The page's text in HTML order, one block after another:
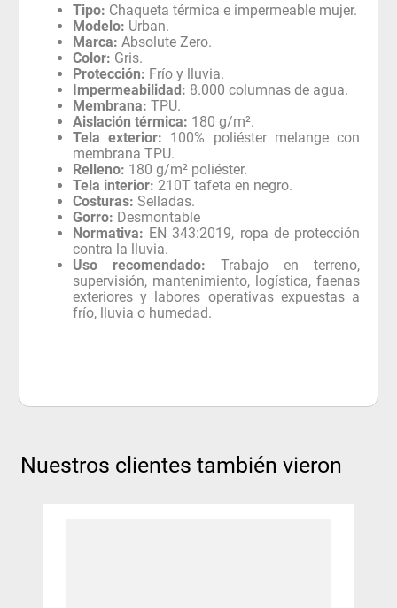
Tipo: Chaqueta térmica e impermeable mujer.
Modelo: Urban.
Marca: Absolute Zero.
Color: Gris.
Protección: Frío y lluvia.
Impermeabilidad: 8.000 columnas de agua.
Membrana: TPU.
Aislación térmica: 180 g/m².
Tela exterior: 100% poliéster melange con
membrana TPU.
Relleno: 180 g/m² poliéster.
Tela interior: 210T tafeta en negro.
Costuras: Selladas.
Gorro: Desmontable
Normativa: EN 343:2019, ropa de protección
contra la lluvia.
Uso recomendado: Trabajo en terreno,
supervisión, mantenimiento, logística, faenas
exteriores y labores operativas expuestas a
frío, lluvia o humedad.
Nuestros clientes también vieron